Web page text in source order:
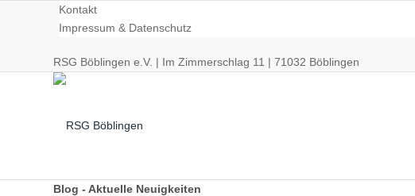
Kontakt
Impressum & Datenschutz
RSG Böblingen e.V. | Im Zimmerschlag 11 | 71032 Böblingen
Blog - Aktuelle Neuigkeiten